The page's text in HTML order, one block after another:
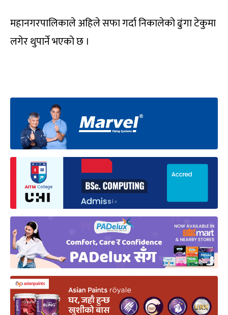
महानगरपालिकाले अहिले सफा गर्दा निकालेको ढुंगा टेकुमा
लगेर थुपार्ने भएको छ ।